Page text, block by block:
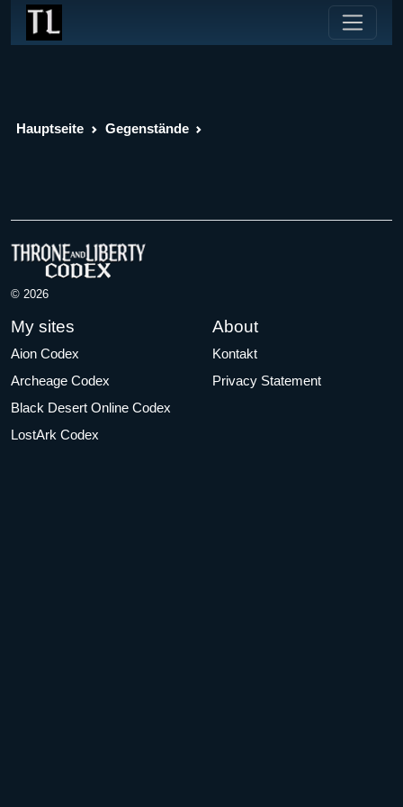
Hauptseite Gegenstände
© 2026
My sites
Aion Codex
Archeage Codex
Black Desert Online Codex
LostArk Codex
About
Kontakt
Privacy Statement